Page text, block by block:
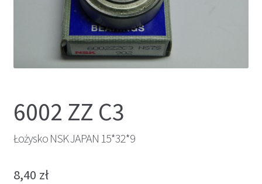
6002 ZZ C3
Łożysko NSK JAPAN 15*32*9
8,40 zł